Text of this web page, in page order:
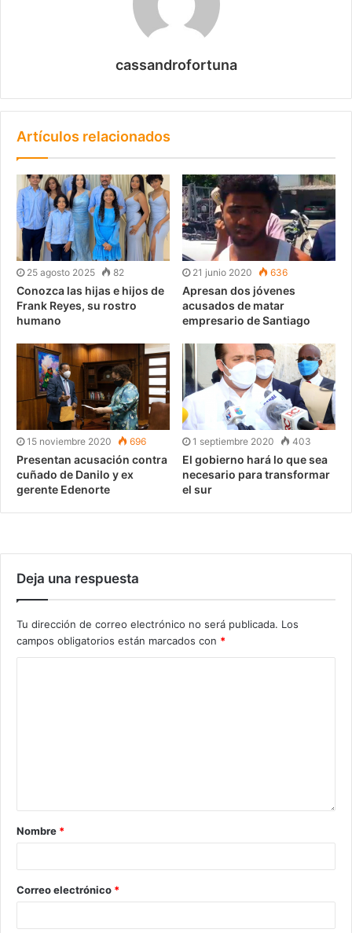
cassandrofortuna
Artículos relacionados
25 agosto 2025 82
Conozca las hijas e hijos de
Frank Reyes, su rostro
humano
21 junio 2020 636
Apresan dos jóvenes
acusados de matar
empresario de Santiago
15 noviembre 2020 696
Presentan acusación contra
cuñado de Danilo y ex
gerente Edenorte
1 septiembre 2020 403
El gobierno hará lo que sea
necesario para transformar
el sur
Deja una respuesta
Tu dirección de correo electrónico no será publicada. Los
campos obligatorios están marcados con *
Nombre *
Correo electrónico *